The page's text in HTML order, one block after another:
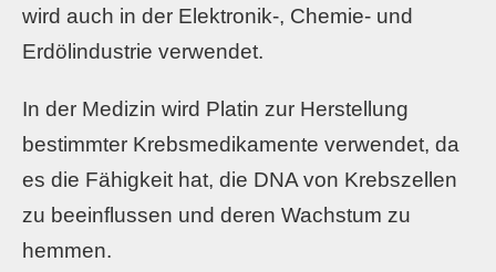
wird auch in der Elektronik-, Chemie- und
Erdölindustrie verwendet.
In der Medizin wird Platin zur Herstellung
bestimmter Krebsmedikamente verwendet, da
es die Fähigkeit hat, die DNA von Krebszellen
zu beeinflussen und deren Wachstum zu
hemmen.